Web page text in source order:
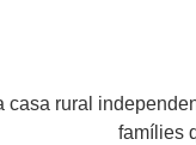
casa rural
famílies